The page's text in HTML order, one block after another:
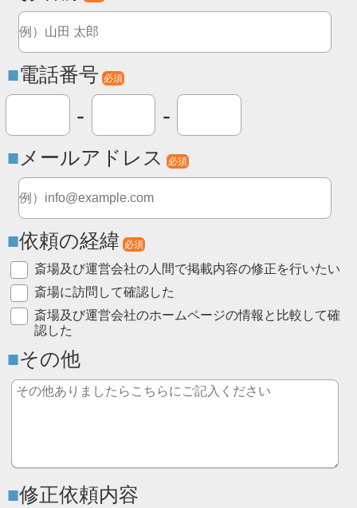
電話番号 必須
- -
メールアドレス 必須
依頼の経緯 必須
斎場及び運営会社の人間で掲載内容の修正を行いたい
斎場に訪問して確認した
斎場及び運営会社のホームページの情報と比較して確
認した
その他
修正依頼内容